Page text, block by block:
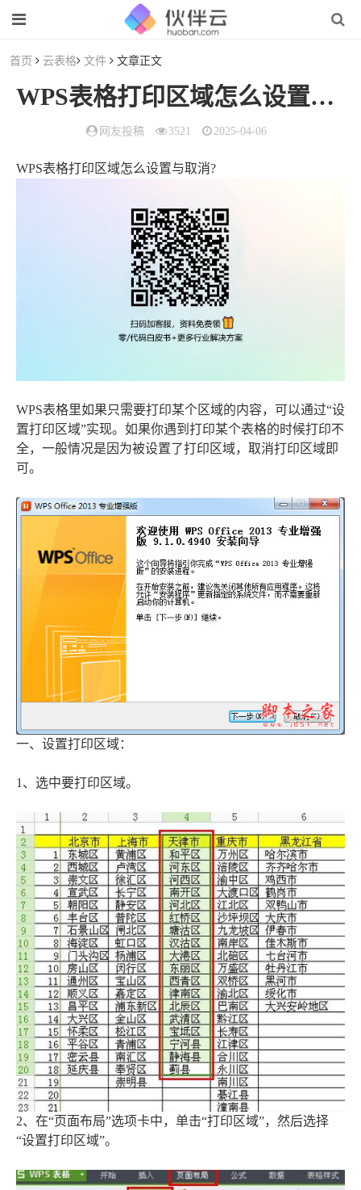
首页 云表格 文件 文章正文
WPS表格打印区域怎么设置与取消?
网友投稿 3521 2025-04-06
WPS表格打印区域怎么设置与取消?
WPS表格里如果只需要打印某个区域的内容，可以通过“设
置打印区域”实现。如果你遇到打印某个表格的时候打印不
全，一般情况是因为被设置了打印区域，取消打印区域即
可。
一、设置打印区域：
1、选中要打印区域。
2、在“页面布局”选项卡中，单击“打印区域”，然后选择
“设置打印区域”。